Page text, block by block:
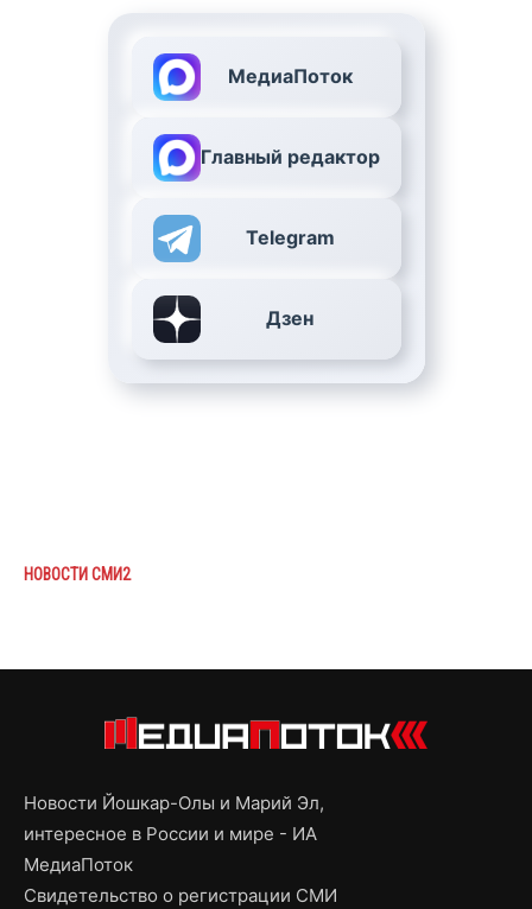
МедиаПоток
Главный редактор
Telegram
Дзен
НОВОСТИ СМИ2
Новости Йошкар-Олы и Марий Эл,
интересное в России и мире - ИА
МедиаПоток
Свидетельство о регистрации СМИ